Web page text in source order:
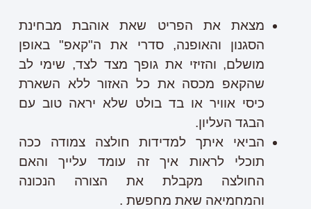
מצאת את הפריט שאת אוהבת מבחינת
הסגנון והאופנה, סדרי את ה"קאפ" באופן
מושלם, והזיזי את גופך מצד לצד, שימי לב
שהקאפ מכסה את כל האזור ללא השארת
כיסי אוויר או בד בולט שלא יראה טוב עם
הבגד העליון.
הביאי איתך למדידות חולצה צמודה ככה
תוכלי לראות איך זה עומד עלייך והאם
החולצה מקבלת את הצורה הנכונה
והמחמיאה שאת מחפשת .